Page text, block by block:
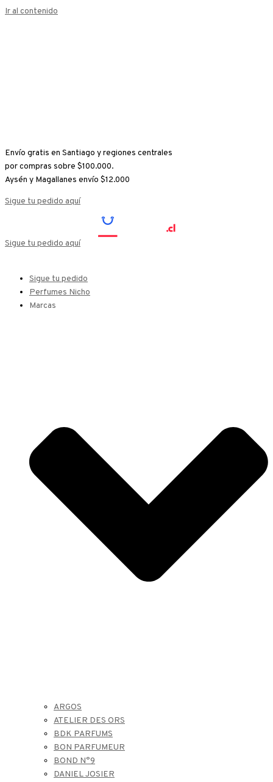
Ir al contenido
Envío gratis en Santiago y regiones centrales
por compras sobre $100.000.
Aysén y Magallanes envío $12.000
Sigue tu pedido aquí
Sigue tu pedido aquí
Sigue tu pedido
Perfumes Nicho
Marcas
ARGOS
ATELIER DES ORS
BDK PARFUMS
BON PARFUMEUR
BOND N°9
DANIEL JOSIER